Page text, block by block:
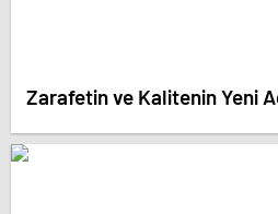
Zarafetin ve Kalitenin Yeni